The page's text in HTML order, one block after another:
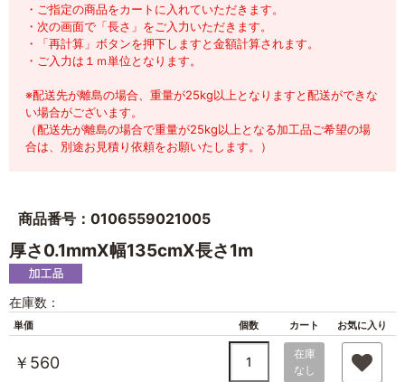
・ご指定の商品をカートに入れていただきます。
・次の画面で「長さ」をご入力いただきます。
・「再計算」ボタンを押下しますと金額計算されます。
・ご入力は１ｍ単位となります。
※配送先が離島の場合、重量が25kg以上となりますと配送ができな
い場合がございます。
（配送先が離島の場合で重量が25kg以上となる加工品ご希望の場
合は、別途お見積り依頼をお願いたします。）
商品番号：0106559021005
厚さ0.1mmX幅135cmX長さ1m
在庫数：
単価 個数 カート お気に入り
￥560
在庫
なし